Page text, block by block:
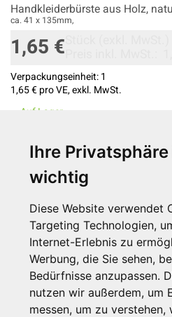
Ihre
wichtig
Diese Website verwendet
Targeting Technologien,
Internet-Erlebnis zu
Werbung, die Sie sehen,
Bedürfnisse anzupassen.
nutzen wir außerdem, um
messen, um zu verstehen,
Handkleiderbürste aus Holz,
ca. 41 x 135mm,
1,65 €
Verpackungseinheit:1
1,65 €pro VE, exkl. MwSt.
Auf Lager
24
48
Anzahl